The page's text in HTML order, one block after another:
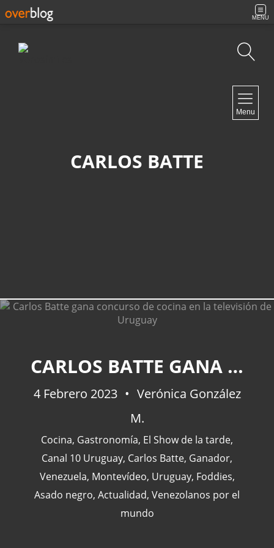
MENU
Menu
CARLOS BATTE
CARLOS BATTE GANA CONCURSO DE COCINA EN LA TELEVISIÓN DE URUGUAY
4 Febrero 2023
Verónica González
M.
Cocina, Gastronomía, El Show de la tarde,
Canal 10 Uruguay, Carlos Batte, Ganador,
Venezuela, Montevídeo, Uruguay, Foddies,
Asado negro, Actualidad, Venezolanos por el
mundo
CATEGORÍAS
Actualidad (227)
(77)
Barcelona(47)
Europa (47)
Venezuela(43)